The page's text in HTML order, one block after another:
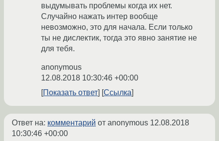
выдумывать проблемы когда их нет.
Случайно нажать интер вообще
невозможно, это для начала. Если только
ты не дислектик, тогда это явно занятие не
для тебя.
anonymous
12.08.2018 10:30:46 +00:00
Показать ответ
Ссылка
Ответ на: комментарий от anonymous 12.08.2018
10:30:46 +00:00